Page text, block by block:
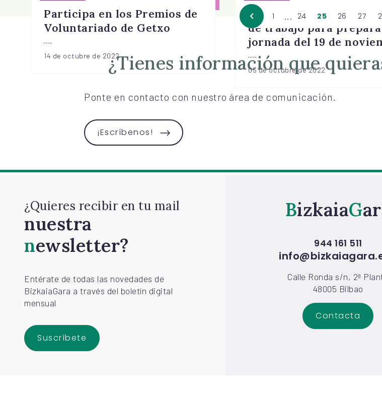
Participa en los Premios de
Voluntariado de Getxo
14 de octubre de 2022
bForoa: interesante
de trabajo para
jornada del 19 de
05 de octubre de 2022
1 ... 24 25 26 27
¿Tienes información que
Ponte en contacto con nuestro área de comunicación.
¡Escríbenos!
¿Quieres recibir en tu mail
nuestra
newsletter?
Entérate de todas las novedades de
BizkaiaGara a través del boletín digital
mensual
Suscríbete
Bizkaia
944 161 511
Calle Ronda s/n, 2ª
48005 Bilbao
Contacta